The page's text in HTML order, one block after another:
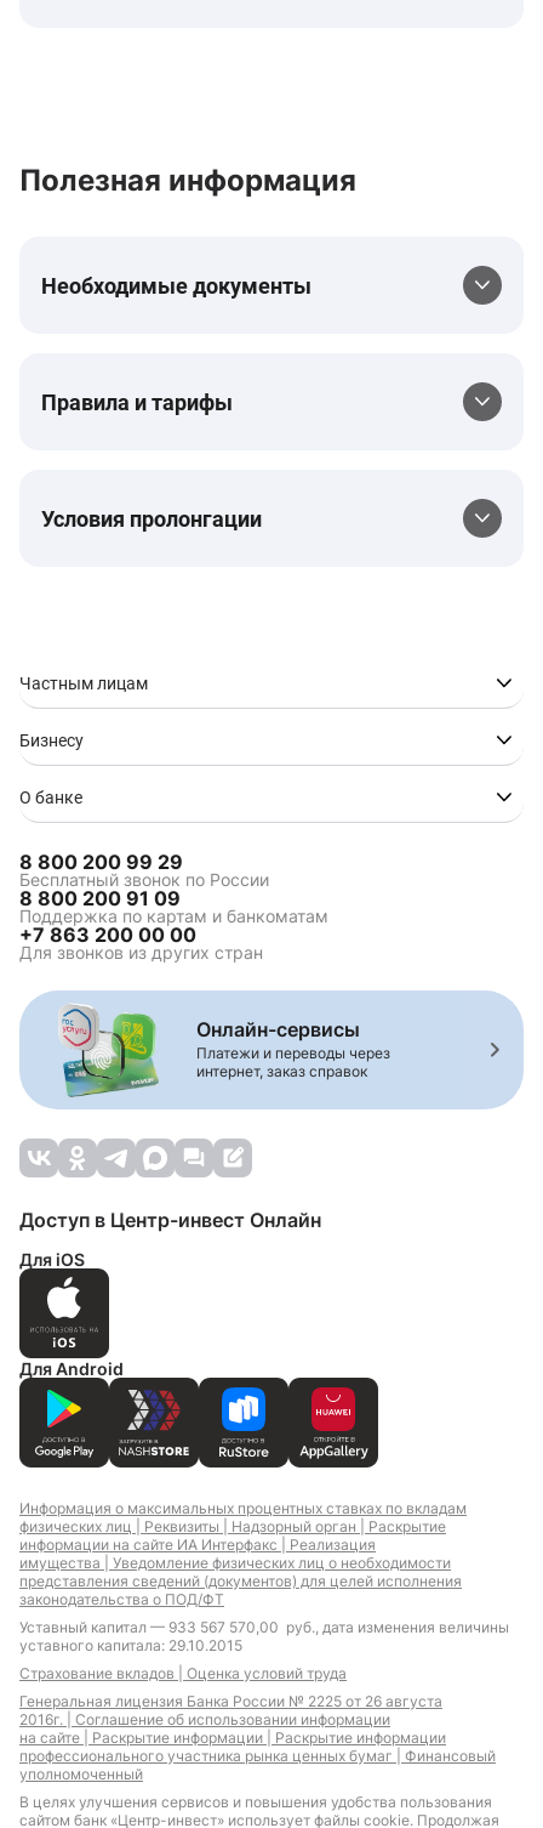
Полезная информация
Необходимые документы
Правила и тарифы
Условия пролонгации
Частным лицам
Бизнесу
О банке
8 800 200 99 29
Бесплатный звонок по России
8 800 200 91 09
Поддержка по картам и банкоматам
+7 863 200 00 00
Для звонков из других стран
Онлайн-сервисы
Платежи и переводы через
интернет, заказ справок
Доступ в Центр-инвест Онлайн
Для iOS
Для Android
Информация о максимальных процентных ставках по вкладам
физических лиц | Реквизиты | Надзорный орган | Раскрытие
информации на сайте ИА Интерфакс | Реализация
имущества | Уведомление физических лиц о необходимости
представления сведений (документов) для целей исполнения
законодательства о ПОД/ФТ
Уставный капитал — 933 567 570,00 руб., дата изменения величины
уставного капитала: 29.10.2015
Страхование вкладов | Оценка условий труда
Генеральная лицензия Банка России № 2225 от 26 августа
2016г. | Соглашение об использовании информации
на сайте | Раскрытие информации | Раскрытие информации
профессионального участника рынка ценных бумаг | Финансовый
уполномоченный
В целях улучшения сервисов и повышения удобства пользования
сайтом банк «Центр-инвест» использует файлы cookie. Продолжая